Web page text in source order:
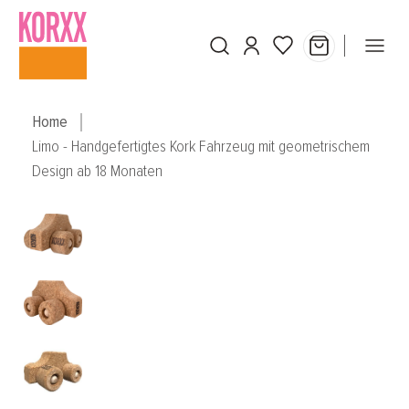
Skip to main content
Home
Limo - Handgefertigtes Kork Fahrzeug mit geometrischem
Design ab 18 Monaten
Skip image gallery